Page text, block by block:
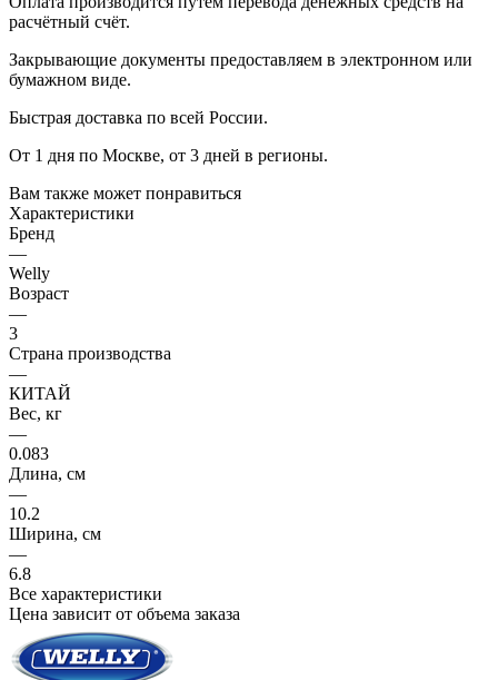
расчётный счёт.
Закрывающие документы предоставляем в электронном или
бумажном виде.
Быстрая доставка по всей России.
От 1 дня по Москве, от 3 дней в регионы.
Вам также может понравиться
Характеристики
Бренд
—
Welly
Возраст
—
3
Страна производства
—
КИТАЙ
Вес, кг
—
0.083
Длина, см
—
10.2
Ширина, см
—
6.8
Все характеристики
Цена зависит от объема заказа